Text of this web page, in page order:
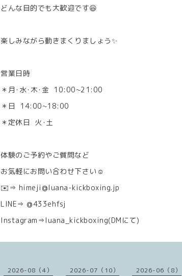
どんな目的でも大歓迎です😆
楽しみながら動きまくりましょう✨
営業日時
＊月･水･木･金 10:00~21:00
＊日 14:00~18:00
＊定休日 火･土
体験のご予約やご質問など
お気軽にお問い合わせ下さい☺️
✉️⇒ himeji@luana-kickboxing.jp
LINE⇒ @433ehfsj
Instagram⇒luana_kickboxing(DMにて)
2026-08（4） 2026-07（10） 2026-06（8）